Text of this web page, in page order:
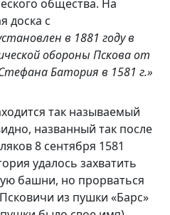
общества. На
доска с
в 1881 году в
обороны Пскова от
Батория в 1581 г.»
так называемый
названный так после
8 сентября 1581
удалось захватить
башни, но прорваться
из пушки «Барс»